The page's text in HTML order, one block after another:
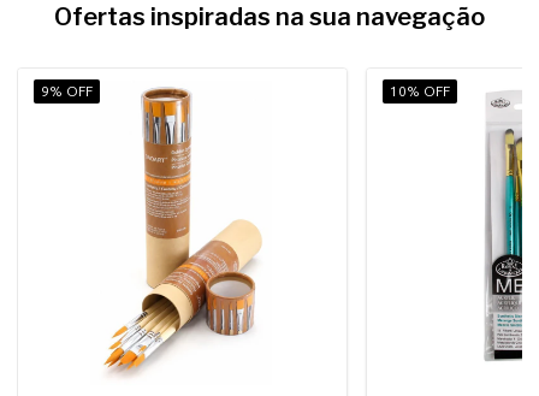
Ofertas inspiradas na sua navegação
9% OFF 10% OFF